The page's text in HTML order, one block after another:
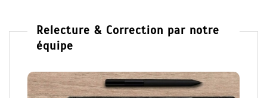
Relecture & Correction par notre
équipe